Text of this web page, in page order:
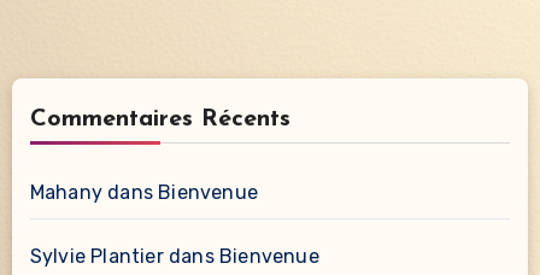
Commentaires Récents
Mahanydans Bienvenue
Sylvie Plantierdans Bienvenue